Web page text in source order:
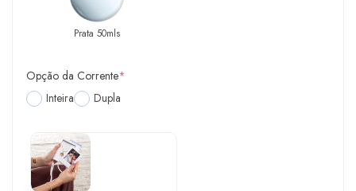
Prata 50mls
Opção da Corrente*
Inteira
Dupla